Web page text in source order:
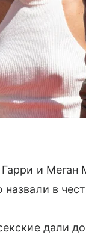
и Меган
в
дали